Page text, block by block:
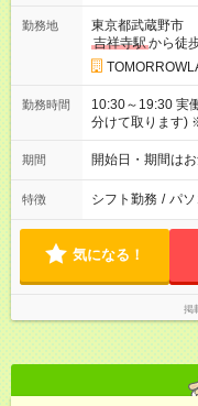
勤務地
東京都武蔵野市
吉祥寺駅から徒
勤務時間
10:30～19:30 実働7.5時間／休憩1.5時間(休憩は1時間と30分で
分けて取ります)
期間 開始日・期間は
特徴 シフト勤務 / パ
気になる！
掲